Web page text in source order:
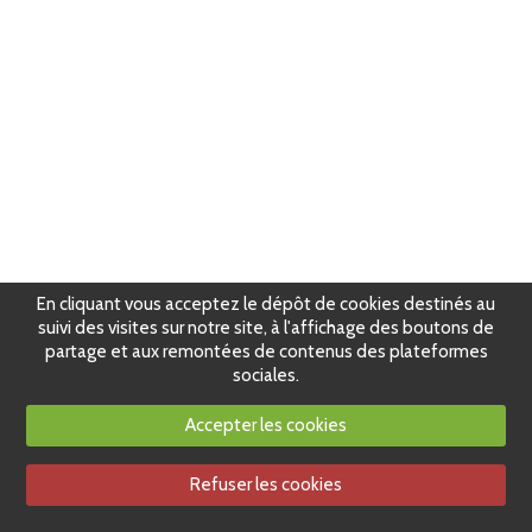
En cliquant vous acceptez le dépôt de cookies destinés au
suivi des visites sur notre site, à l'affichage des boutons de
partage et aux remontées de contenus des plateformes
sociales.
Accepter les cookies
Refuser les cookies